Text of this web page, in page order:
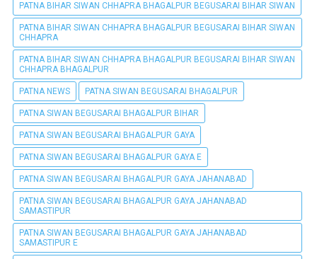
PATNA BIHAR SIWAN CHHAPRA BHAGALPUR BEGUSARAI BIHAR SIWAN
PATNA BIHAR SIWAN CHHAPRA BHAGALPUR BEGUSARAI BIHAR SIWAN
CHHAPRA
PATNA BIHAR SIWAN CHHAPRA BHAGALPUR BEGUSARAI BIHAR SIWAN
CHHAPRA BHAGALPUR
PATNA NEWS PATNA SIWAN BEGUSARAI BHAGALPUR
PATNA SIWAN BEGUSARAI BHAGALPUR BIHAR
PATNA SIWAN BEGUSARAI BHAGALPUR GAYA
PATNA SIWAN BEGUSARAI BHAGALPUR GAYA E
PATNA SIWAN BEGUSARAI BHAGALPUR GAYA JAHANABAD
PATNA SIWAN BEGUSARAI BHAGALPUR GAYA JAHANABAD
SAMASTIPUR
PATNA SIWAN BEGUSARAI BHAGALPUR GAYA JAHANABAD
SAMASTIPUR E